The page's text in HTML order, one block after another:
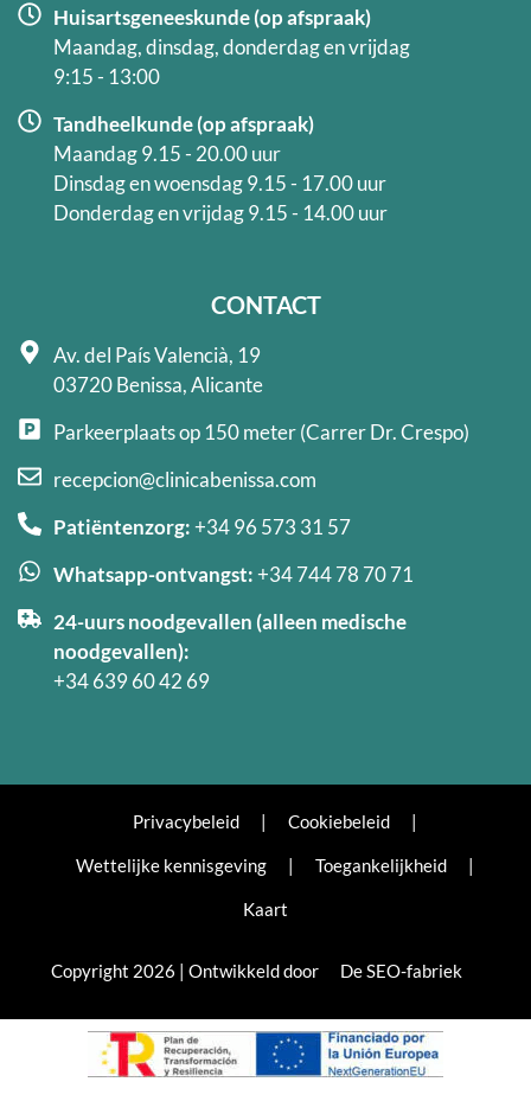
Huisartsgeneeskunde (op afspraak)
Maandag, dinsdag, donderdag en vrijdag
9:15 - 13:00
Tandheelkunde (op afspraak)
Maandag 9.15 - 20.00 uur
Dinsdag en woensdag 9.15 - 17.00 uur
Donderdag en vrijdag 9.15 - 14.00 uur
CONTACT
Av. del País Valencià, 19
03720 Benissa, Alicante
Parkeerplaats op 150 meter (Carrer Dr. Crespo)
recepcion@clinicabenissa.com
Patiëntenzorg:+34 96 573 31 57
Whatsapp-ontvangst:+34 744 78 70 71
24-uurs noodgevallen (alleen medische
noodgevallen):
+34 639 60 42 69
Privacybeleid | Cookiebeleid |
Wettelijke kennisgeving | Toegankelijkheid |
Kaart
Copyright 2026 | Ontwikkeld door De SEO-fabriek